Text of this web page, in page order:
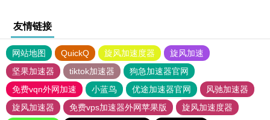
友情链接
网站地图 QuickQ 旋风加速度器
旋风加速
坚果加速器
tiktok加速器
狗急加速器官网
免费vqn外网加速
小蓝鸟 优途加速器官网
风驰加速器
旋风加速器
免费vps加速器外网苹果版
旋风加速度器